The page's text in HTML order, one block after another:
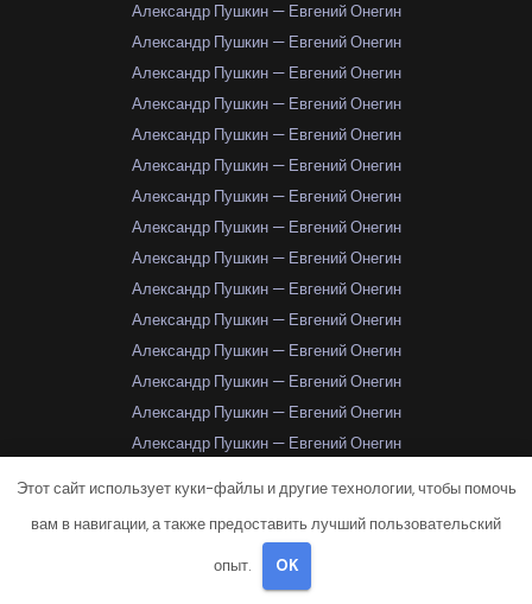
Александр Пушкин — Евгений Онегин
Александр Пушкин — Евгений Онегин
Александр Пушкин — Евгений Онегин
Александр Пушкин — Евгений Онегин
Александр Пушкин — Евгений Онегин
Александр Пушкин — Евгений Онегин
Александр Пушкин — Евгений Онегин
Александр Пушкин — Евгений Онегин
Александр Пушкин — Евгений Онегин
Александр Пушкин — Евгений Онегин
Александр Пушкин — Евгений Онегин
Александр Пушкин — Евгений Онегин
Александр Пушкин — Евгений Онегин
Александр Пушкин — Евгений Онегин
Александр Пушкин — Евгений Онегин
Альбер Камю — ПостороннийАльбер Камю — Чума
Альбер Камю — Чума
Альбер Камю — Чума
Этот сайт использует куки-файлы и другие технологии, чтобы помочь
вам в навигации, а также предоставить лучший пользовательский
опыт. OK